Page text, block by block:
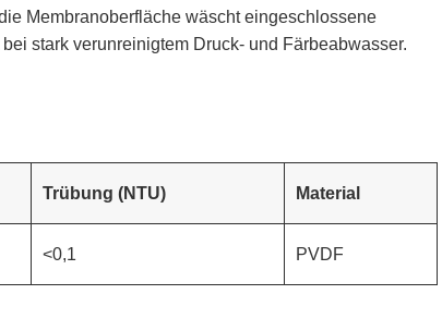
Membranoberfläche wäscht eingeschlossene
stark verunreinigtem Druck- und Färbeabwasser.
Trübung (NTU) Material
<0,1 PVDF